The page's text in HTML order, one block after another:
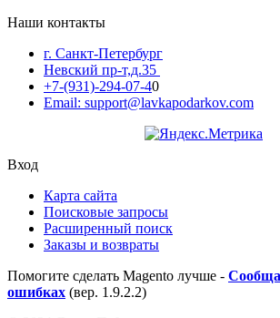
Наши контакты
г. Санкт-Петербург
Невский пр-т,д.35
+7-(931)-294-07-40
Email: support@lavkapodarkov.com
Вход
Карта сайта
Поисковые запросы
Расширенный поиск
Заказы и возвраты
Помогите сделать Magento лучше -
ошибках (вер. 1.9.2.2)